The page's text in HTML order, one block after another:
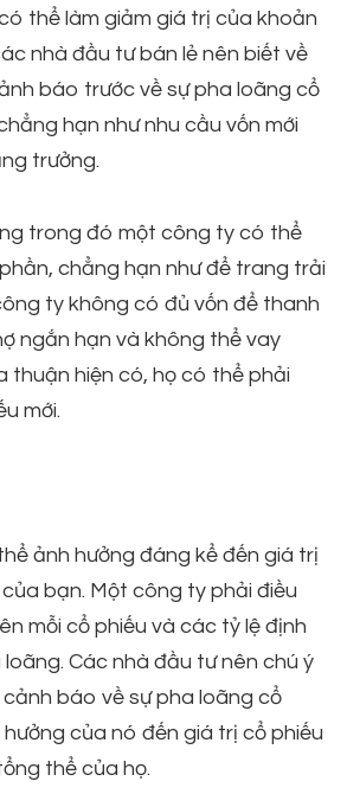
thể làm giảm giá trị của khoản
nhà đầu tư bán lẻ nên biết về
báo trước về sự pha loãng cổ
hạn như nhu cầu vốn mới
trưởng.
trong đó một công ty có thể
chẳng hạn như để trang trải
ty không có đủ vốn để thanh
ngắn hạn và không thể vay
thuận hiện có, họ có thể phải
mới.
ảnh hưởng đáng kể đến giá trị
bạn. Một công ty phải điều
mỗi cổ phiếu và các tỷ lệ định
Các nhà đầu tư nên chú ý
báo về sự pha loãng cổ
hưởng của nó đến giá trị cổ phiếu
thể của họ.